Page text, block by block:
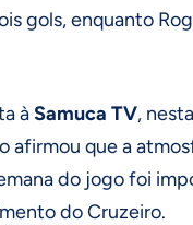
gols, enquanto
àSamuca TV,
afirmou que a
do jogo foi
do Cruzeiro.